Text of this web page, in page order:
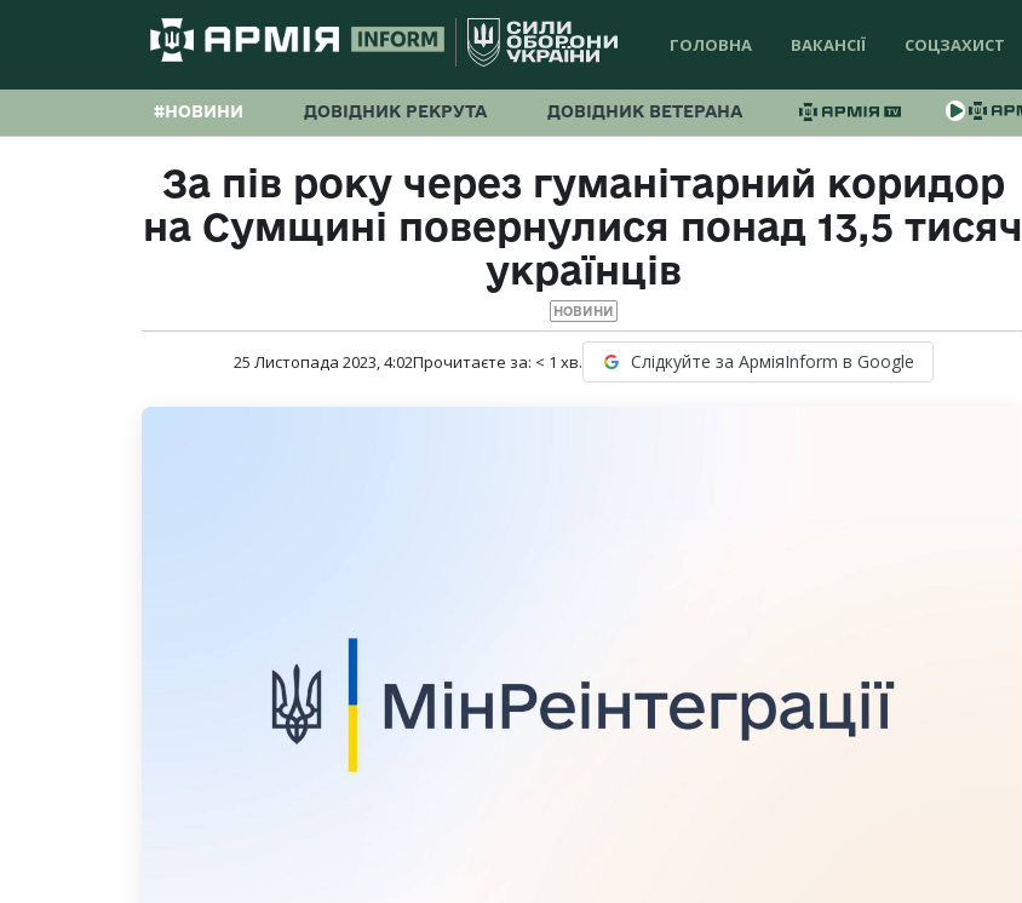
ГОЛОВНА ВАКАНСІЇ СОЦЗАХИСТ
#НОВИНИ ДОВІДНИК РЕКРУТА ДОВІДНИК ВЕТЕРАНА
За пів року через гуманітарний коридор
на Сумщині повернулися понад 13,5 тисяч
українців
НОВИНИ
25 Листопада 2023, 4:02Прочитаєте за: < 1 хв. Слідкуйте за АрміяInform в Google